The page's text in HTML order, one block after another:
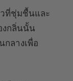
ที่ชุ่มชื้นและ
กลิ่นนั้น
ลางเพื่อ